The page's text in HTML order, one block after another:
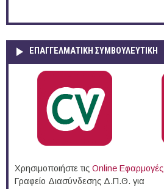
ΕΠΑΓΓΕΛΜΑΤΙΚΉ ΣΥΜΒΟΥΛΕΥΤΙΚΉ
Χρησιμοποιήστε τις Online Eφαρμογές
Γραφείο Διασύνδεσης Δ.Π.Θ. για